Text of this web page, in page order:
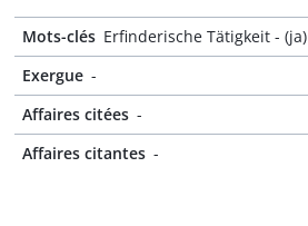
Mots-clés Erfinderische Tätigkeit - (ja)
Exergue -
Affaires citées -
Affaires citantes -